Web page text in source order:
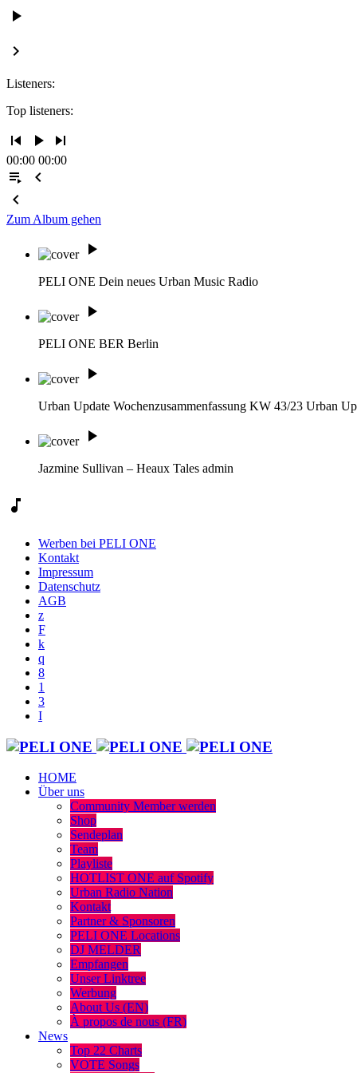
play_arrow
keyboard_arrow_right
Listeners:
Top listeners:
skip_previous play_arrow skip_next
00:00 00:00
playlist_play
chevron_left
chevron_left
Zum Album gehen
play_arrow
PELI ONE Dein neues Urban Music Radio
play_arrow
PELI ONE BER Berlin
play_arrow
Urban Update Wochenzusammenfassung KW 43/23 Urban
play_arrow
Jazmine Sullivan – Heaux Tales admin
music_note
Werben bei PELI ONE
Kontakt
Impressum
Datenschutz
AGB
HOME
Über uns
Community Member werden
Shop
Sendeplan
Team
Playliste
HOTLIST ONE auf Spotify
Urban Radio Nation
Kontakt
Partner & Sponsoren
PELI ONE Locations
DJ MELDER
Empfangen
Unser Linktree
Werbung
About Us (EN)
À propos de nous (FR)
News
Top 22 Charts
VOTE Songs